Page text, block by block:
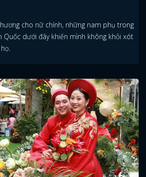
cho nữ chính, những nam phụ trong
Quốc dưới đây khiến mình không khỏi xót